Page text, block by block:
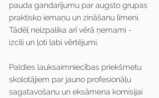
pauda gandarījumu par augsto grupas
praktisko iemaņu un zināšanu līmeni.
Tādēļ neizpalika arī vērā ņemami -
izcili un ļoti labi vērtējumi.
Paldies lauksaimniecības priekšmetu
skolotājiem par jauno profesionāļu
sagatavošanu un eksāmena komisijai